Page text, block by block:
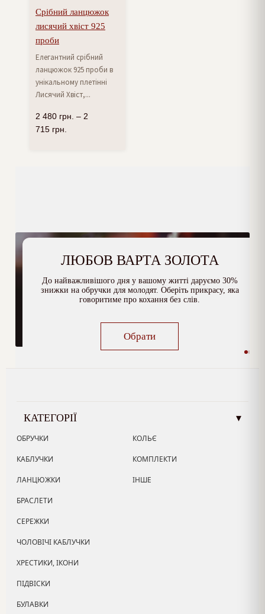
Срібний ланцюжок
лисячий хвіст 925
проби
Елегантний срібний
ланцюжок 925 проби в
унікальному плетінні
Лисячий Хвіст,...
2 480 грн. – 2
715 грн.
ЛЮБОВ ВАРТА ЗОЛОТА
До найважливішого дня у вашому житті даруємо 30%
знижки на обручки для молодят. Оберіть прикрасу, яка
говоритиме про кохання без слів.
Обрати
КАТЕГОРІЇ ▾
ОБРУЧКИ
КАБЛУЧКИ
ЛАНЦЮЖКИ
БРАСЛЕТИ
СЕРЕЖКИ
ЧОЛОВІЧІ КАБЛУЧКИ
ХРЕСТИКИ, ІКОНИ
ПІДВІСКИ
БУЛАВКИ
КОЛЬЄ
КОМПЛЕКТИ
ІНШЕ